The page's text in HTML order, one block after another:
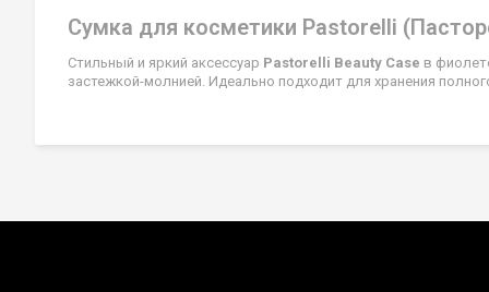
Сумка для косметики Pastorelli
Стильный и яркий аксессуар Pastorelli Beauty Case в
застежкой-молнией. Идеально подходит для хранения